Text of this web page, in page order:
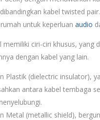
kabel twisted
untuk keperluan audio
memiliki ciri-ciri khusus, yang
dengan kabel yang lain.
Plastik (dielectric insulator),
antara kabel tembaga
Metal (metallic shield),